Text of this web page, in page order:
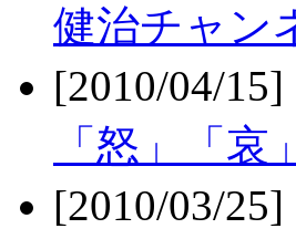
健治チャン
[2010/04/
「怒」「
[2010/03/